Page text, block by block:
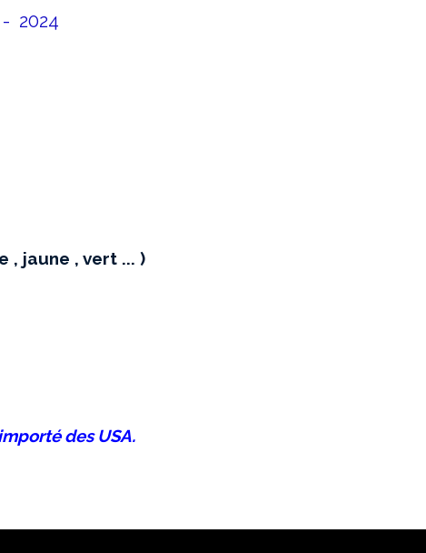
- 2024
, jaune , vert ... )
des USA.